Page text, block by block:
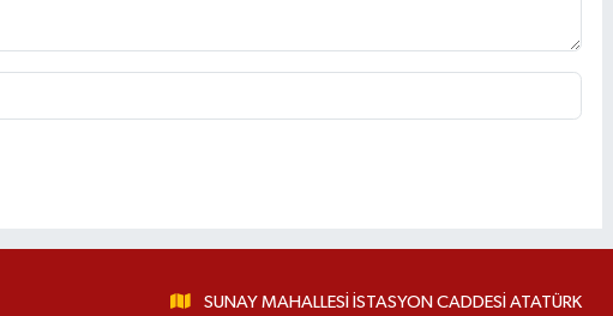
SUNAY MAHALLESİ İSTASYON CADDESİ ATATÜRK